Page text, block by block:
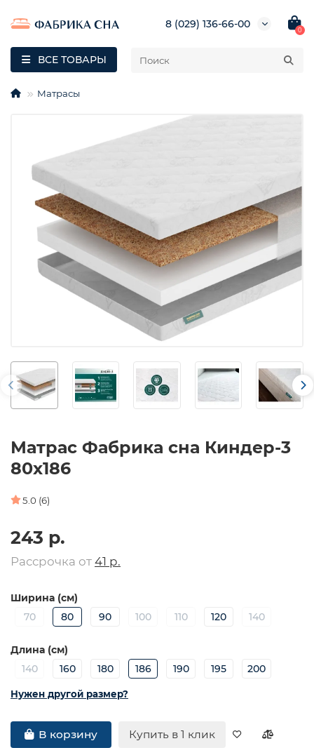
8 (029) 136-66-00
0
ВСЕ ТОВАРЫ
Матрасы
Матрас Фабрика сна Киндер-3
80х186
5.0 (6)
243 р.
Рассрочка от 41 р.
Ширина (см)
70
80 90 100 110 120 140
Длина (см)
140
160 180 186 190 195 200
Нужен другой размер?
В корзину Купить в 1 клик